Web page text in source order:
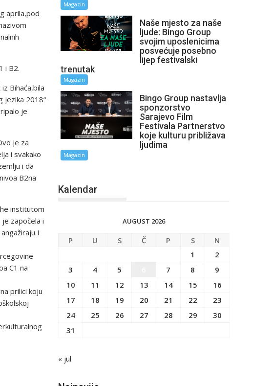
aprila,pod
i B2.
Bihaća,bila
jezika 2018“
je
je za
i svakako
i da
B2na
institutom
započela i
I
C1 na
prilici koju
Magazin
Naše mjesto za naše
ljude: Bingo Group
svojim uposlenicima
posvećuje posebno
lijep festivalski
trenutak
Magazin
Bingo Group nastavlja
sponzorstvo
Sarajevo Film
Festivala Partnerstvo
koje kulturu približava
ljudima
Magazin
Kalendar
AUGUST 2026
P U S Č P S
N
1
2
3
4 5 7 8
9
10
11 12 13 14 15
16
17
18 19 20 21 22
23
24
25 26 27 28 29
30
31
« jul